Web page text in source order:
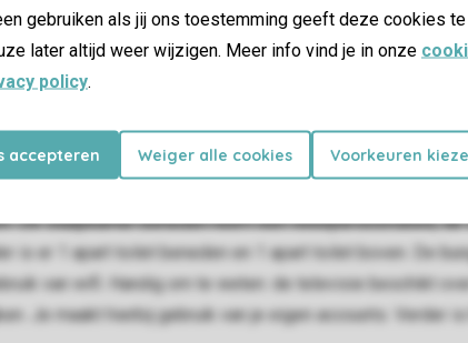
gebruiken als jij ons toestemming geeft deze cookies te
later altijd weer wijzigen. Meer info vind je in onze
policy.
accepteren Weiger alle cookies Voorkeuren
is er een zithoek met een televisie met
een combimagnetron, een vaatwasser en een
De slaapkamer beneden heeft een tweepersoonsbed,
is er 1 apart toilet beneden en 1 apart toilet boven. De
van wifi. Handig om te weten: de televisie beschikt
Je maakt hierbij gebruik van je eigen accounts. Verder